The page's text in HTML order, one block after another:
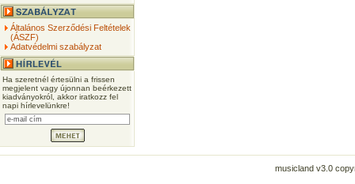
Általános Szerződési Feltételek
(ÁSZF)
Adatvédelmi szabályzat
Ha szeretnél értesülni a frissen
megjelent vagy újonnan beérkezett
kiadványokról, akkor iratkozz fel
napi hírlevelünkre!
musicland v3.0